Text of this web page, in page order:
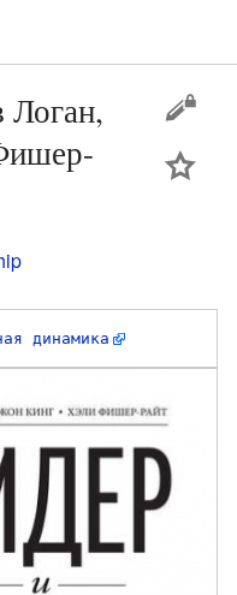
Логан,
динамика